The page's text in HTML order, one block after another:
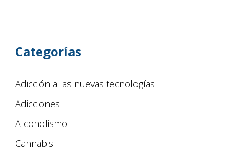
Categorías
Adicción a las nuevas tecnologías
Adicciones
Alcoholismo
Cannabis